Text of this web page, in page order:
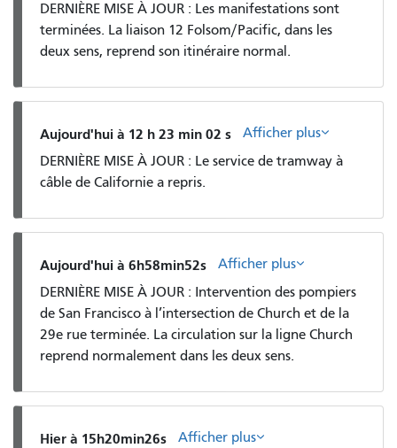
DERNIÈRE MISE À JOUR : Les manifestations sont
terminées. La liaison 12 Folsom/Pacific, dans les
deux sens, reprend son itinéraire normal.
Aujourd'hui à 12 h 23 min 02 s
Afficher plus
DERNIÈRE MISE À JOUR : Le service de tramway à
câble de Californie a repris.
Aujourd'hui à 6h58min52s
Afficher plus
DERNIÈRE MISE À JOUR : Intervention des pompiers
de San Francisco à l’intersection de Church et de la
29e rue terminée. La circulation sur la ligne Church
reprend normalement dans les deux sens.
Hier à 15h20min26s
Afficher plus